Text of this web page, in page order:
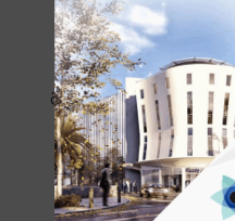
აუცილებელია,
ასაკს მიუღწეველი
შემოწმება, მას
გახსოვდეთ, დროული